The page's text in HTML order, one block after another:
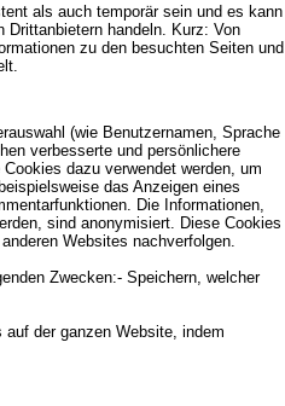
als auch temporär sein und es kann
handeln. Kurz: Von
zu den besuchten Seiten und
(wie Benutzernamen, Sprache
verbesserte und persönlichere
dazu verwendet werden, um
das Anzeigen eines
Die Informationen,
sind anonymisiert. Diese Cookies
Websites nachverfolgen.
Zwecken:- Speichern, welcher
der ganzen Website, indem